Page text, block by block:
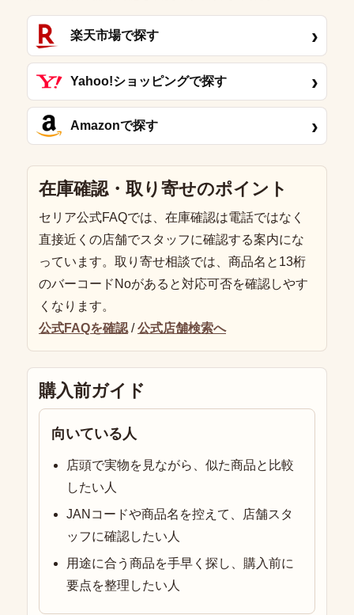
楽天市場で探す ›
Yahoo!ショッピングで探す ›
Amazonで探す ›
在庫確認・取り寄せのポイント
セリア公式FAQでは、在庫確認は電話ではなく
直接近くの店舗でスタッフに確認する案内にな
っています。取り寄せ相談では、商品名と13桁
のバーコードNoがあると対応可否を確認しやす
くなります。
公式FAQを確認 /公式店舗検索へ
購入前ガイド
向いている人
店頭で実物を見ながら、似た商品と比較
したい人
JANコードや商品名を控えて、店舗スタ
ッフに確認したい人
用途に合う商品を手早く探し、購入前に
要点を整理したい人